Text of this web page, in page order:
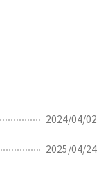
2024/04/02
2025/04/24